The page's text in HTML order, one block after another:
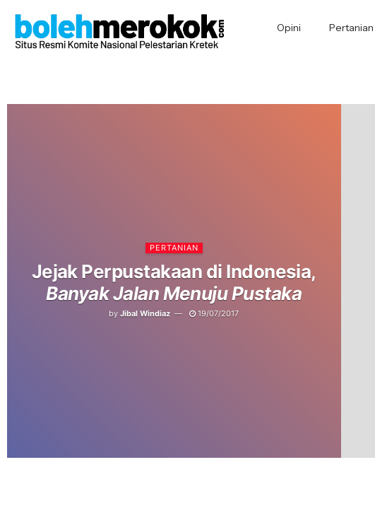
Opini Pertanian
PERTANIAN
Jejak Perpustakaan di Indonesia,
Banyak Jalan Menuju Pustaka
by Jibal Windiaz 19/07/2017